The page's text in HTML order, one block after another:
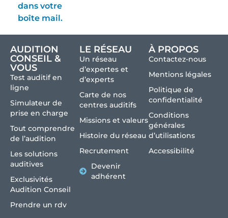
dans votre
boîte mail.
AUDITION
CONSEIL &
VOUS
Test auditif en
ligne
Simulateur de
prise en charge
Tout comprendre
de l’audition
Les solutions
auditives
Exclusivités
Audition Conseil
Prendre un rdv
LE RÉSEAU
Un réseau
d’expertes et
d’experts
Carte de nos
centres auditifs
Missions et valeurs
Histoire du réseau
Recrutement
Devenir
adhérent
À PROPOS
Contactez-nous
Mentions légales
Politique de
confidentialité
Conditions
générales
d’utilisations
Accessibilité